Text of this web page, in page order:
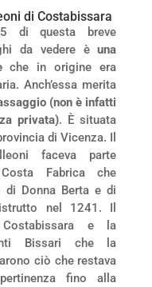
di Costabissara
5 di questa breve
da vedere èuna
che in origine era
Anch’essa merita
(non è infatti
privata). È situata
di Vicenza. Il
faceva parte
Fabrica che
di Donna Berta e di
nel 1241. Il
e la
Bissari che la
ciò che restava
fino alla